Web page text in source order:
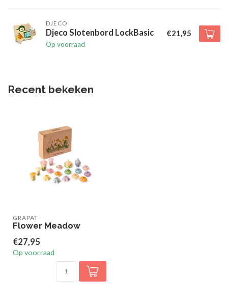
DJECO
Djeco Slotenbord LockBasic
Op voorraad
€21,95
Recent bekeken
GRAPAT
Flower Meadow
€27,95
Op voorraad